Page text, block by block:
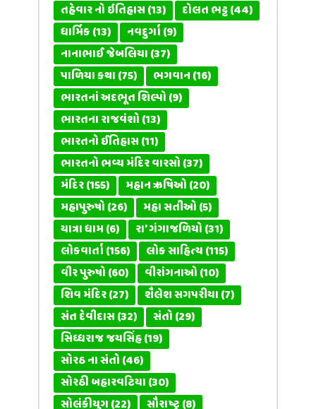
તહેવાર નો ઇતિહાસ(13) દોલત ભટ્ટ(44)
ધાર્મિક(13) નવદુર્ગા(9)
નાનાભાઈ જેબલિયા(37)
પાળિયા કથા(75) ભગવાન(16)
ભારતનાં અદભૂત શિલ્પો(9)
ભારતના રાજવંશો(13)
ભારતનો ઈતિહાસ(11)
ભારતનો ભવ્ય મંદિર વારસો(37)
મંદિર(155) મહાન ઋષિઓ(20)
મહાપુરુષો(26) મહા સતીઓ(5)
યાત્રા ધામ(6) રા' ગંગાજળિયો(31)
લોકવાર્તા(156) લોક સાહિત્ય(115)
વીર પુરુષો(60) વીરાંગનાઓ(10)
શિવ મંદિર(27) શૈલેશ સગપરીયા(7)
સંત દેવીદાસ(32) સંતો(29)
સિધ્ધરાજ જયસિંહ(19)
સોરઠ ના સંતો(46)
સોરઠી બહારવટિયા(30)
સોલંકીયુગ(22) સૌરાષ્ટ્ર(8)